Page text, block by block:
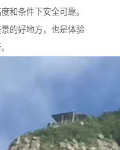
和条件下安全可靠。
的好地方，也是体验